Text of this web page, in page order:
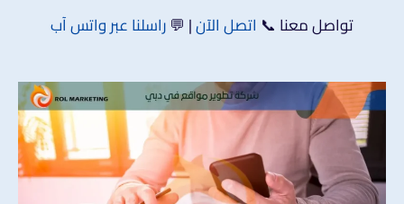
تواصل معنا 📞 اتصل الآن| 💬راسلنا عبر واتس آب